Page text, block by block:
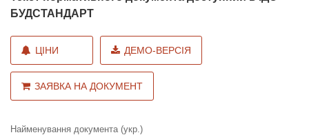
БУДСТАНДАРТ
ЦІНИ ДЕМО-ВЕРСІЯ
ЗАЯВКА НА ДОКУМЕНТ
Найменування документа (укр.)